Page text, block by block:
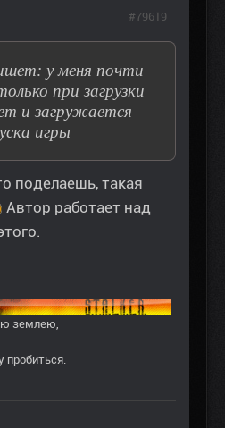
у меня почти
при загрузки
и загружается
игры
поделаешь, такая
Автор работает над
землею,
пробиться.
#79619